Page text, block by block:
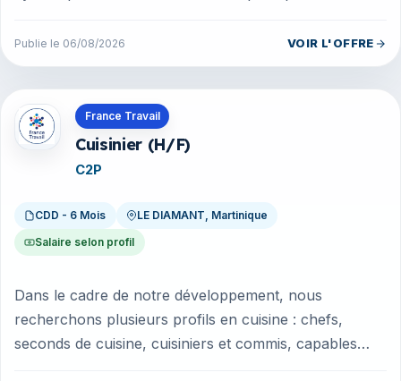
Publie le 06/08/2026 VOIR L'OFFRE
France Travail
Cuisinier (H/F)
C2P
CDD - 6 Mois LE DIAMANT, Martinique
Salaire selon profil
Dans le cadre de notre développement, nous
recherchons plusieurs profils en cuisine : chefs,
seconds de cuisine, cuisiniers et commis, capables
Offres en Martinique